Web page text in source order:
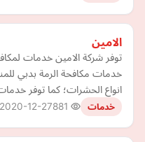
الامين
توفر شركة الامين خدمات
خدمات مكافحة الرمة بدبي
انواع الحشرات؛ كما توفر
خدمات 2020-12-27